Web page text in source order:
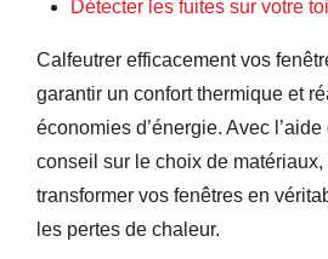
Détecter les fuites sur votre
Calfeutrer efficacement vos
garantir un confort thermique et
économies d’énergie. Avec l’aide
conseil sur le choix de matériaux,
transformer vos fenêtres en
les pertes de chaleur.